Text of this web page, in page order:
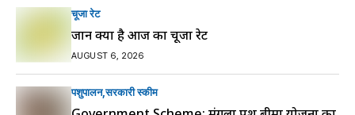
चूजा रेट
जानें क्या है आज का चूजा रेट
AUGUST 6, 2026
पशुपालन सरकारी स्की‍म